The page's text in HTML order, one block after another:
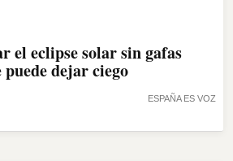
ESPAÑA ES VOZ
el eclipse solar sin gafas
dejar ciego